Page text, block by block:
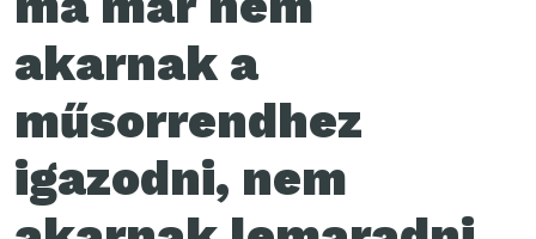
akarnak a
műsorrendhez
igazodni, nem